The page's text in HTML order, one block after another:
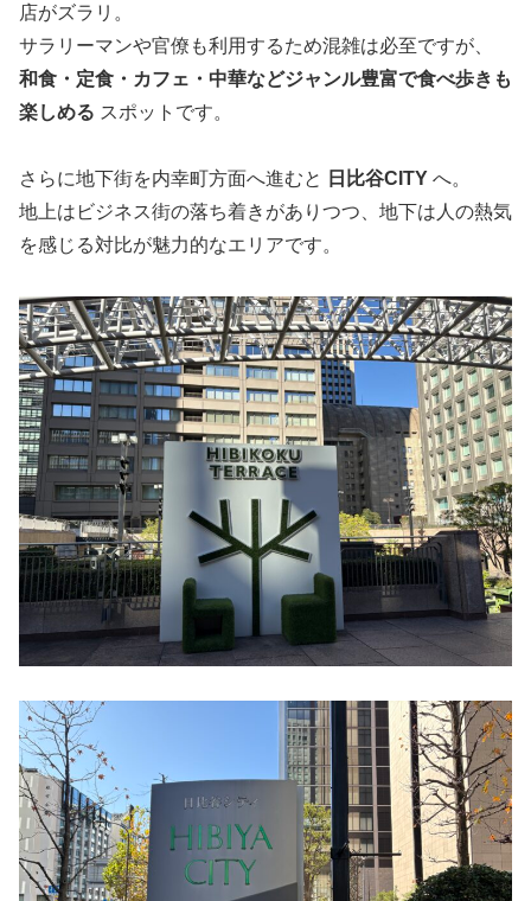
店がズラリ。
サラリーマンや官僚も利用するため混雑は必至ですが、
和食・定食・カフェ・中華などジャンル豊富で食べ歩きも
楽しめる スポットです。
さらに地下街を内幸町方面へ進むと 日比谷CITY へ。
地上はビジネス街の落ち着きがありつつ、地下は人の熱気
を感じる対比が魅力的なエリアです。